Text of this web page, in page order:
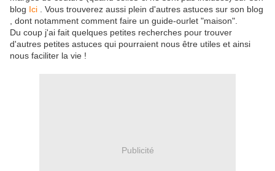
blog Ici
. Vous trouverez aussi plein d'autres astuces sur son blog
, dont notamment comment faire un guide-ourlet "maison".
Du coup j'ai fait quelques petites recherches pour trouver
d'autres petites astuces qui pourraient nous être utiles et ainsi
nous faciliter la vie !
Publicité